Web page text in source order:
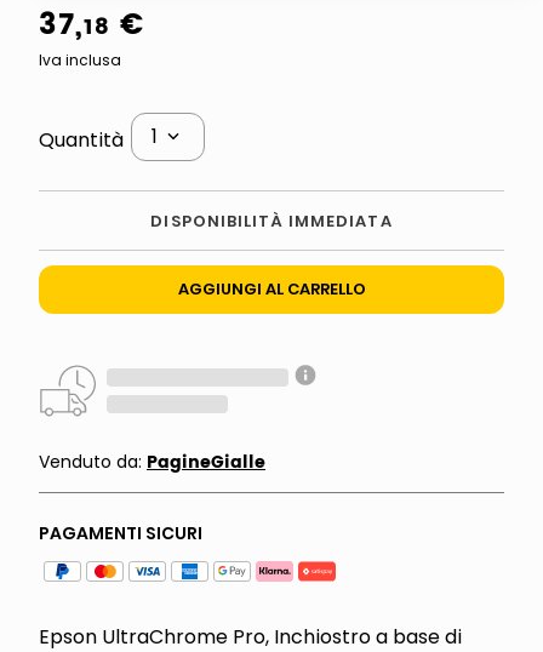
37,18 €
Iva inclusa
Quantità 1
DISPONIBILITÀ IMMEDIATA
AGGIUNGI AL CARRELLO
Venduto da: PagineGialle
PAGAMENTI SICURI
Epson UltraChrome Pro, Inchiostro a base di